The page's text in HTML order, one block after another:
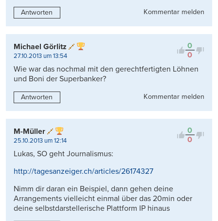
Antworten Kommentar melden
0
0
Michael Görlitz
27.10.2013 um 13:54
Wie war das nochmal mit den gerechtfertigten Löhnen
und Boni der Superbanker?
Antworten Kommentar melden
0
0
M-Müller
25.10.2013 um 12:14
Lukas, SO geht Journalismus:
http://tagesanzeiger.ch/articles/26174327
Nimm dir daran ein Beispiel, dann gehen deine
Arrangements vielleicht einmal über das 20min oder
deine selbstdarstellerische Plattform IP hinaus